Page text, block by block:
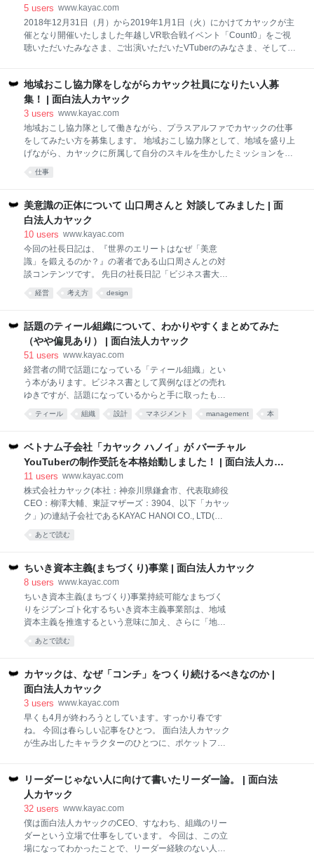
近のお仕事で「これは」というのをご紹介いただけま
すでしょうか。 谷尻 ：最近では、ストライプインター
ナショナルさんが運営する「ホテル コエ トーキョー」
のクリエイティブディレクションや設計、インテリア
ロジェクトでは、渋谷という場所と「アパレルのショ
ップがやりたい」ということしか決まっていなかった
んですね。それ以外は「提案してほしい」と。僕たち
は「ホテルを
5 users www.kayac.com
2018年12月31日（月）から2019年1月1日（火）にかけてカヤックが主
催となり開催いたしました年越しVR歌合戦イベント「Count0」をご視
聴いただいたみなさま、ご出演いただいたVTuberのみなさま、そして本
年11月に、全てのエンターテインメントを拡張する空間「VR SPARC」
の開発および「Count0」の開催を発表し、その後は「Count0」の成功
を目指し、開発メンバー一同全力で取り組んでまいりました。また、多
くの関係各社のみなさまにも多大なご協力をいただき準備を進めてまい
りました。 当日は多くの方々にご視聴いただき、熱気溢れる4時間にな
った一方で、システムトラブルに伴い、限定300人のVR空間での開催の
地域おこし協力隊をしながらカヤック社員になりたい人募
集！ | 面白法人カヤック
3 users www.kayac.com
地域おこし協力隊として働きながら、プラスアルファでカヤックの仕事
をしてみたい方を募集します。 地域おこし協力隊として、地域を盛り上
げながら、カヤックに所属して自分のスキルを生かしたミッションを持
つ、そんな新しい働き方をしてみませんか？ これからの「地域おこし協
力隊」の働き方 地域おこし協力隊の中には、地域おこし協力隊として活
認めているところがあります（自治体によってそのルールは、異なりま
す）。 100％従事するのも、地域を知るためには重要なことですが、長
くその地域で働くことを考えると、その地ではたらく可能性を探る時間
事を移住先で生かしたい、Webと地域の可能性を探りたい、カヤックの
事業と地域の行政や企業とのシナジーをつくりたい、そんな新しい、地
域おこし協力隊の働
仕事
美意識の正体について 山口周さんと 対談してみました | 面
白法人カヤック
10 users www.kayac.com
今回の社長日記は、『世界のエリートはなぜ「美意
識」を鍛えるのか？』の著者である山口周さんとの対
談コンテンツです。 先日の社長日記「ビジネス書大賞
の審査員をしたので 今回は社長書評です。」で、この
本についてとりあげたところ、読んでみたら感激し
することがトントン拍子で決まりました。そこで今回
は、その対談の中から、僕が山口さんから聞き出した
かったいくつかの問いのうち、下記の２つに注目し、
のか？」 「そのアート感覚や美意識はどうやったら身
につけられるのか」 です。 では、お楽しみください。
アート感覚、美意識とは何なのか？ 柳澤 ：まず、この
本を読んだ人の反応が大きく3つに分かれたとおっし
で、アーティスト
経営 考え方 design
話題のティール組織について、わかりやすくまとめてみた
（やや偏見あり） | 面白法人カヤック
51 users www.kayac.com
経営者の間で話題になっている「ティール組織」とい
う本があります。ビジネス書として異例なほどの売れ
ゆきですが、話題になっているからと手に取ったもの
の、分厚くて最後まで読めなかったという人も多いよ
うです。 そこで、今回の社長日記では、この本を端的
その上で、この本に書かれていないティール組織の条
件について、自分なりの経験則から、まとめてみま
す。 ティール組織とは何なのか？ 著者は、組織（会
進化形態を5段階で表現しています（原文では色とメ
タファーとして記載されています）。 (1)狼型組織 (2)
軍隊型組織 (3)機能型組織 (4)家族型組織 (5)ティール組
織 それぞれの組織と進化について解説してみます。
ティール 組織 設計 マネジメント management 本
ベトナム子会社「カヤック ハノイ」が バーチャル
YouTuberの制作受託を本格始動しました！ | 面白法人カヤ
ック
11 users www.kayac.com
株式会社カヤック(本社：神奈川県鎌倉市、代表取締役
CEO：柳澤大輔、東証マザーズ：3904、以下「カヤッ
ク」)の連結子会社であるKAYAC HANOI CO., LTD(所
在地：ベトナム・ハノイ、代表：谷春樹、以下「カヤ
ック ハノイ」）では、2018年6月8日(金)よりバーチャ
いたします。 https://kayac.vn/vtuber/ カヤック ハノイ
は2016年2月よりカヤックグループ傘下として、ゲー
ム向け、VR向けの3DCG素材制作をメインにオフショ
ア開発を行ってまいりました。近年のバーチャル
YouTuber需要の高まりを受け、カヤック ハノイでこ
依頼経験と、現地採用エンジニアによる高クオリティ
「カマクラシェーダーズ」を生かし、高
あとで読む
ちいき資本主義(まちづくり)事業 | 面白法人カヤック
8 users www.kayac.com
ちいき資本主義(まちづくり)事業持続可能なまちづく
りをジブンゴト化するちいき資本主義事業部は、地域
資本主義を推進するという意味に加え、さらに「地域
を開いていく」という姿勢を表すものとし、「地域」
を「ちいき」と平仮名にしました。 経済合理性だけに
性的になり、あらゆる人に開かれ、その人のライフス
タイルに適した地域を選択できると、もっと豊かな暮
らしになるのではないでしょうか。 環境資源の限界、
課題に対して、ちいき資本主義事業部では、カヤック
のもつクリエイティブ力と鎌倉で実践してきたコミュ
ニティづくりの経験から、地域に関わる人たちがまち
のつながりをつくりその地域が好きになるコミュニテ
ィ通貨や、その人らしい暮らし方をみつける移住支
援、地元に愛される起業家を
あとで読む
カヤックは、なぜ「コンチ」をつくり続けるべきなのか |
面白法人カヤック
3 users www.kayac.com
早くも4月が終わろうとしています。すっかり春です
ね。 今回は春らしい記事をひとつ。 面白法人カヤック
が生み出したキャラクターのひとつに、ポケットフレ
「こんなものを会社として出すべきではない」「い
や、だからこそ出すべきだ」と賛否両論が起こりまし
た。喧々諤々の議論の末、制作チームは、反対者も納
得するレベルの高いクリエイティブを目指すことを約
束し、世の中に出すことになるのですが、その代償と
して、二人の社員が辞める事態に発展したというプロ
リーダーじゃない人に向けて書いたリーダー論。 | 面白法
人カヤック
32 users www.kayac.com
僕は面白法人カヤックのCEO、すなわち、組織のリー
ダーという立場で仕事をしています。 今回は、この立
場になってわかったことで、リーダー経験のない人や